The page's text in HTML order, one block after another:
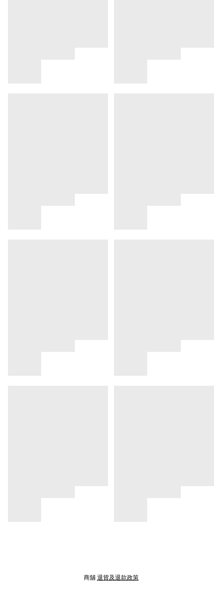
商舖 退貨及退款政策